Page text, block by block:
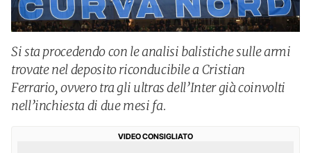
Si sta procedendo con le analisi balistiche sulle armi
trovate nel deposito riconducibile a Cristian
Ferrario, ovvero tra gli ultras dell’Inter già coinvolti
nell’inchiesta di due mesi fa.
VIDEO CONSIGLIATO